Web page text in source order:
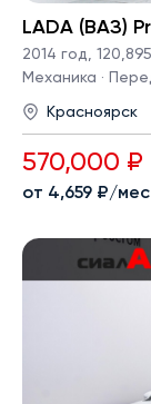
LADA (ВАЗ)
2014 год
Механика ·
Красноярск
570,000 ₽
от 4,659 ₽/мес